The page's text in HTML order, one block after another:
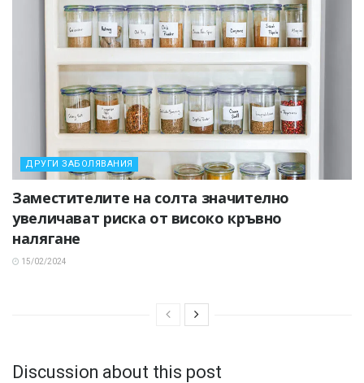
ДРУГИ ЗАБОЛЯВАНИЯ
Заместителите на солта значително
увеличават риска от високо кръвно
налягане
15/02/2024
Discussion about this post